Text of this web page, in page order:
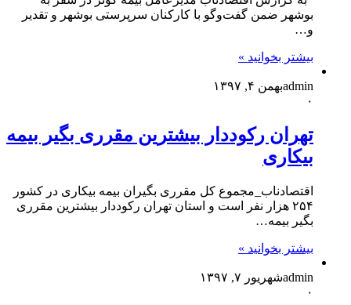
بوشهر ضمن گفت‌‌وگو با کارکنان سرپرستی بوشهر و تقدیر
و…
بیشتر بخوانید »
adminبهمن ۴, ۱۳۹۷
۰
تهران رکوددار بیشترین مقرری بگیر بیمه
بیکاری
اقتصادناب_مجموع کل مقرری بگیران بیمه بیکاری در کشور
۲۵۴ هزار نفر است و استان تهران رکوددار بیشترین مقرری
بگیر بیمه…
بیشتر بخوانید »
adminشهریور ۷, ۱۳۹۷
۰